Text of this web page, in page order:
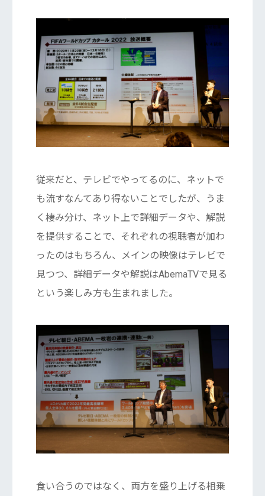
従来だと、テレビでやってるのに、ネットで
も流すなんてあり得ないことでしたが、うま
く棲み分け、ネット上で詳細データや、解説
を提供することで、それぞれの視聴者が加わ
ったのはもちろん、メインの映像はテレビで
見つつ、詳細データや解説はAbemaTVで見る
という楽しみ方も生まれました。
食い合うのではなく、両方を盛り上げる相乗